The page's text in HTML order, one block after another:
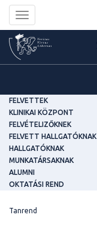
Toggle
navigation
FELVETTEK
KLINIKAI KÖZPONT
FELVÉTELIZŐKNEK
FELVETT HALLGATÓKNAK
HALLGATÓKNAK
MUNKATÁRSAKNAK
ALUMNI
OKTATÁSI REND
Tanrend